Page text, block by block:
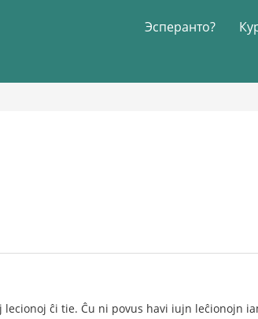
Эсперанто?
ĉi tie. Ĉu ni povus havi iujn leĉionojn